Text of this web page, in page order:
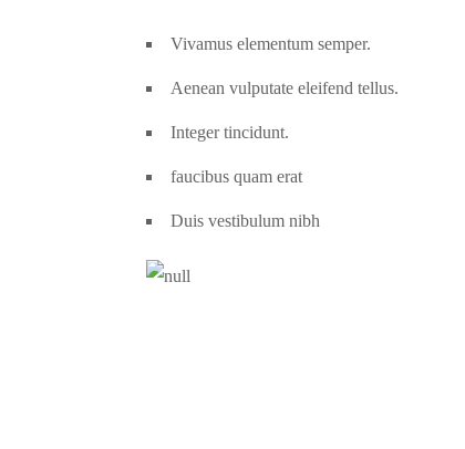
Vivamus elementum semper.
Aenean vulputate eleifend tellus.
Integer tincidunt.
faucibus quam erat
Duis vestibulum nibh